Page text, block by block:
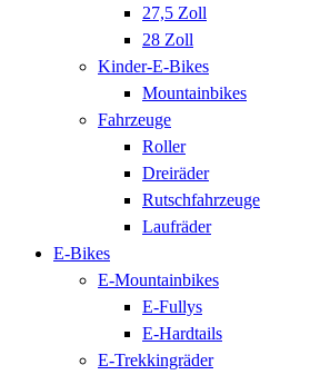
27,5 Zoll
28 Zoll
Kinder-E-Bikes
Mountainbikes
Fahrzeuge
Roller
Dreiräder
Rutschfahrzeuge
Laufräder
E-Bikes
E-Mountainbikes
E-Fullys
E-Hardtails
E-Trekkingräder